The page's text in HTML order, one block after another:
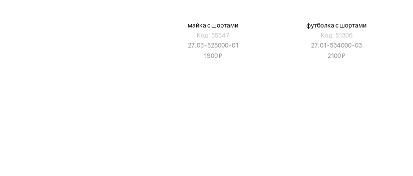
майка с шортами
Код: 55347
27.03-525000-01
1900Я
футболка с шортами
Код: 51306
27.01-534000-03
2100Я